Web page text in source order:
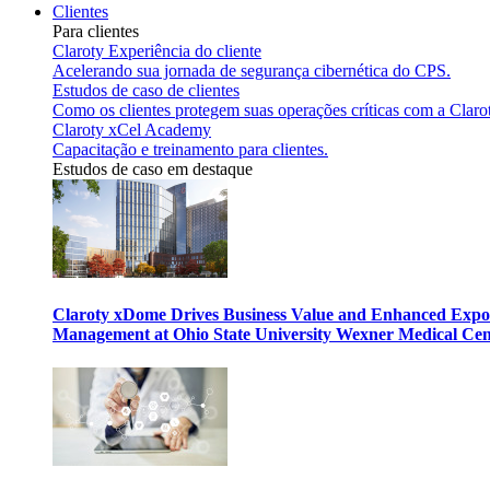
Clientes
Para clientes
Claroty Experiência do cliente
Acelerando sua jornada de segurança cibernética do CPS.
Estudos de caso de clientes
Como os clientes protegem suas operações críticas com a
Claroty xCel Academy
Capacitação e treinamento para clientes.
Estudos de caso em destaque
Claroty xDome Drives Business Value and Enhanced
Management at Ohio State University Wexner Medical